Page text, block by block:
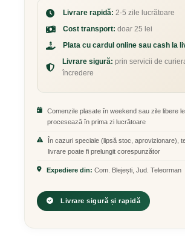
Livrare rapidă: 2-5 zile lucrătoare
Cost transport: doar 25 lei
Plata cu cardul online sau cash la
Livrare sigură: prin servicii de
încredere
Comenzile plasate în weekend sau zile libere
procesează în prima zi lucrătoare
În cazuri speciale (lipsă stoc, aprovizionare),
livrare poate fi prelungit corespunzător
Expediere din: Com. Blejești, Jud. Teleorman
Livrare sigură și rapidă